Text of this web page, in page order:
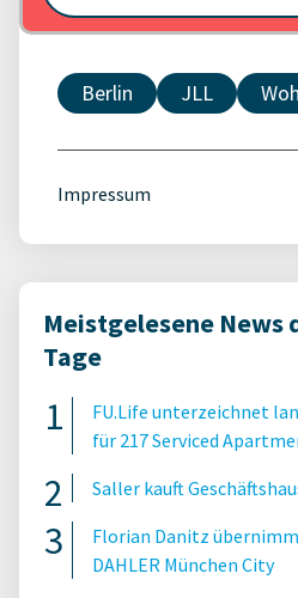
Berlin JLL
Impressum
Meistgelesene News
Tage
FU.Life unterzeichnet
für 217 Serviced
Saller kauft
Florian Danitz
DAHLER München City